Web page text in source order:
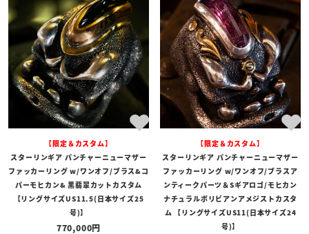
【限定＆カスタム】
スターリンギア パンチャーニューマザー
ファッカーリング w/ワンオフ/ブラス&コ
パーモヒカン& 黒翡翠カットカスタム
【リングサイズUS11.5(日本サイズ25
号)】
770,000
【限定＆カスタム】
スターリンギア パンチャーニューマザー
ファッカーリング w/ワンオフ/ブラスア
ンティークパーツ＆Sギアロゴ/モヒカン
ナチュラルボリビアンアメジストカスタ
ム 【リングサイズUS11(日本サイズ24
号)】